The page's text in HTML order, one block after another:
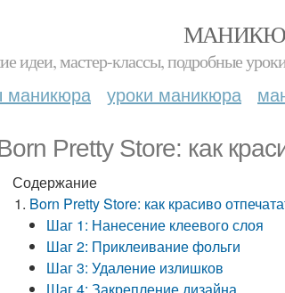
идеи, мастер-классы, подробные
маникюра уроки маникюра
Pretty Store: как
Содержание
Born Pretty Store: как красиво
Шаг 1: Нанесение клеевого слоя
Шаг 2: Приклеивание фольги
Шаг 3: Удаление излишков